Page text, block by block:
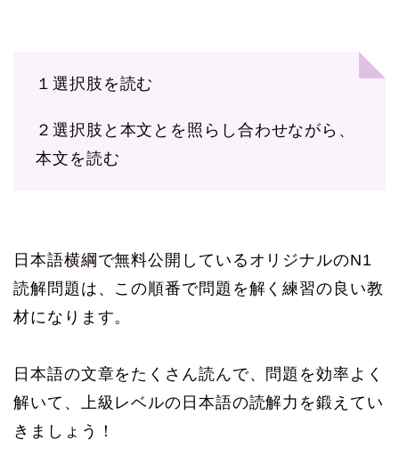
１選択肢を読む
２選択肢と本文とを照らし合わせながら、
本文を読む
日本語横綱で無料公開しているオリジナルのN1
読解問題は、この順番で問題を解く練習の良い教
材になります。
日本語の文章をたくさん読んで、問題を効率よく
解いて、上級レベルの日本語の読解力を鍛えてい
きましょう！